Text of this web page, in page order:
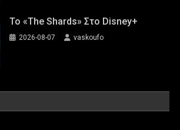
To «The Shards» Στο Disney+
2026-08-07 vaskoufo